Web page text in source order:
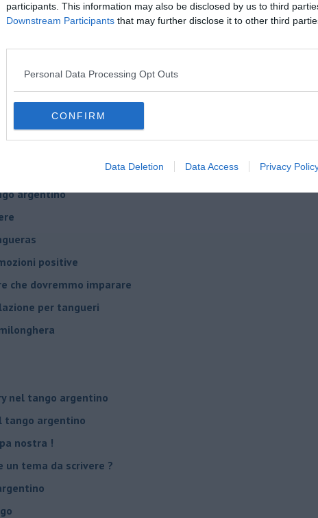
participants. This information may also be disclosed by us to third
Downstream Participants that may further disclose it to other third
Personal Data Processing Opt Outs
CONFIRM
Data Deletion Data Access Privacy
nel tango argentino
a fine tanda
argentino
positive
che dovremmo imparare
per tangueri
nel tango argentino
tango argentino
nostra !
un tema da scrivere ?